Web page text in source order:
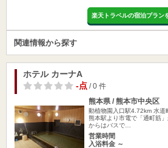
楽天トラベルの宿泊プラン
関連情報から探す
ホテル カーナA
-点/ 0 件
熊本県 / 熊本市中央区
動植物園入口駅4.72km 水道
熊本駅より市電で「通町筋
からはバスで…
営業時間
入浴料金 ～